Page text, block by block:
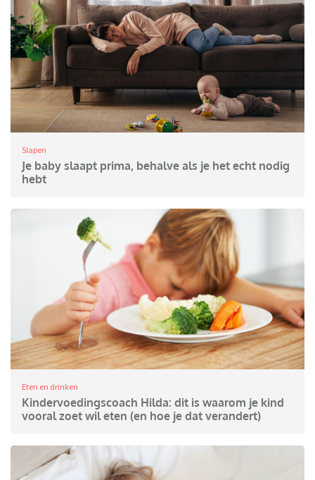
Slapen
Je baby slaapt prima, behalve als je het echt nodig
hebt
Eten en drinken
Kindervoedingscoach Hilda: dit is waarom je kind
vooral zoet wil eten (en hoe je dat verandert)